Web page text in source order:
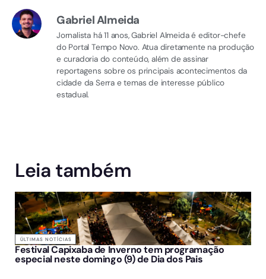
Gabriel Almeida
Jornalista há 11 anos, Gabriel Almeida é editor-chefe
do Portal Tempo Novo. Atua diretamente na produção
e curadoria do conteúdo, além de assinar
reportagens sobre os principais acontecimentos da
cidade da Serra e temas de interesse público
estadual.
Leia também
ÚLTIMAS NOTÍCIAS
Festival Capixaba de Inverno tem programação
especial neste domingo (9) de Dia dos Pais